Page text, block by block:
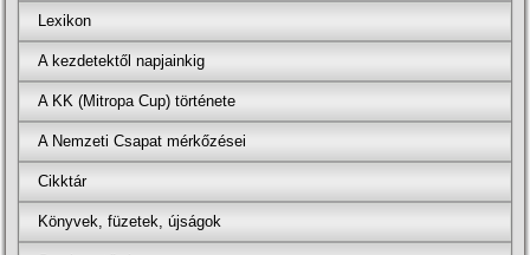
Lexikon
A kezdetektől napjainkig
A KK (Mitropa Cup) története
A Nemzeti Csapat mérkőzései
Cikktár
Könyvek, füzetek, újságok